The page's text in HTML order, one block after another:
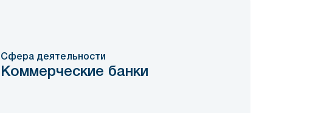
Сфера деятельности
Коммерческие банки